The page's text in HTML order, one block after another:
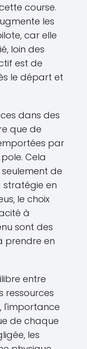
course.
les
car elle
loin des
est de
le départ et
dans des
que de
par
Cela
de
stratégie en
le choix
à
sont des
prendre en
entre
ressources
l'importance
de chaque
les